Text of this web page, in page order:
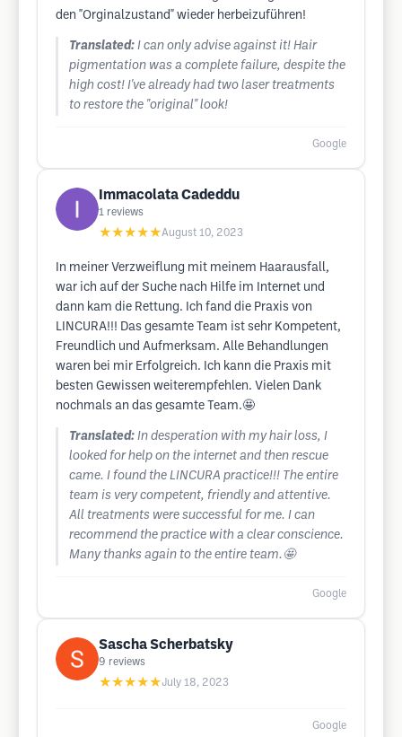
den "Orginalzustand" wieder herbeizuführen!
Translated: I can only advise against it! Hair
pigmentation was a complete failure, despite the
high cost! I've already had two laser treatments
to restore the "original" look!
Google
Immacolata Cadeddu
1 reviews
★★★★★August 10, 2023
In meiner Verzweiflung mit meinem Haarausfall,
war ich auf der Suche nach Hilfe im Internet und
dann kam die Rettung. Ich fand die Praxis von
LINCURA!!! Das gesamte Team ist sehr Kompetent,
Freundlich und Aufmerksam. Alle Behandlungen
waren bei mir Erfolgreich. Ich kann die Praxis mit
besten Gewissen weiterempfehlen. Vielen Dank
nochmals an das gesamte Team.🤩
Translated: In desperation with my hair loss, I
looked for help on the internet and then rescue
came. I found the LINCURA practice!!! The entire
team is very competent, friendly and attentive.
All treatments were successful for me. I can
recommend the practice with a clear conscience.
Many thanks again to the entire team.🤩
Google
Sascha Scherbatsky
9 reviews
★★★★★July 18, 2023
Google